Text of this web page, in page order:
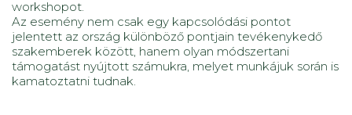
workshopot.
Az esemény nem csak egy kapcsolódási pontot
jelentett az ország különböző pontjain tevékenykedő
szakemberek között, hanem olyan módszertani
támogatást nyújtott számukra, melyet munkájuk során is
kamatoztatni tudnak.